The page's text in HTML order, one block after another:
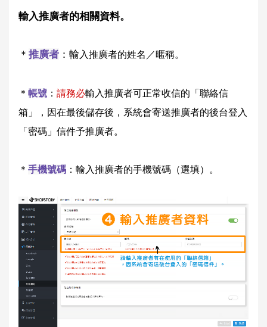
輸入推廣者的相關資料。
＊ 推廣者 ：輸 入推廣者的姓名／暱稱。
＊ 帳號 ： 請務必輸入推廣者可正常收信的「聯絡信
箱」，因在最後儲存後，系統會寄送推廣者的後台登入
「密碼」信件予推廣者。
＊ 手機號碼 ：輸入推廣者的手機號碼（選填）。